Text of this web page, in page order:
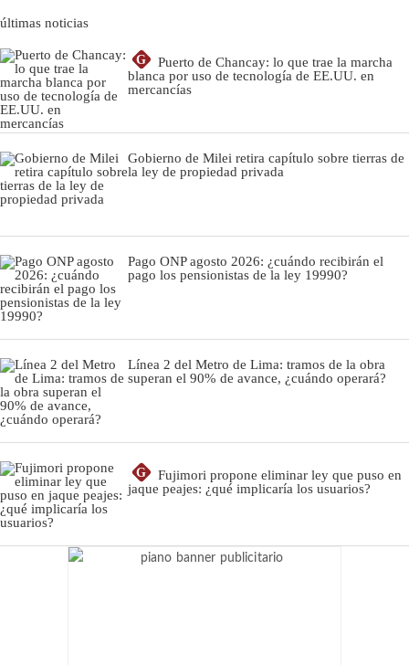
últimas noticias
G
Puerto de Chancay: lo que trae la marcha
blanca por uso de tecnología de EE.UU. en
mercancías
Gobierno de Milei retira capítulo sobre tierras de
la ley de propiedad privada
Pago ONP agosto 2026: ¿cuándo recibirán el
pago los pensionistas de la ley 19990?
Línea 2 del Metro de Lima: tramos de la obra
superan el 90% de avance, ¿cuándo operará?
G
Fujimori propone eliminar ley que puso en
jaque peajes: ¿qué implicaría los usuarios?